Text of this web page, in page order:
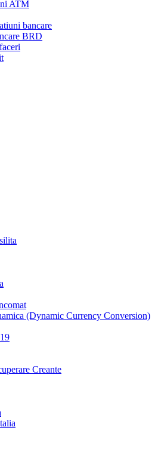
ATM
bancare
BRD
(Dynamic Currency Conversion)
Creante